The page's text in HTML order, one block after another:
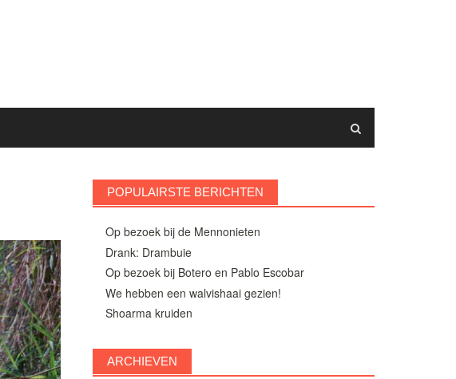
POPULAIRSTE BERICHTEN
Op bezoek bij de Mennonieten
Drank: Drambuie
Op bezoek bij Botero en Pablo Escobar
We hebben een walvishaai gezien!
Shoarma kruiden
ARCHIEVEN